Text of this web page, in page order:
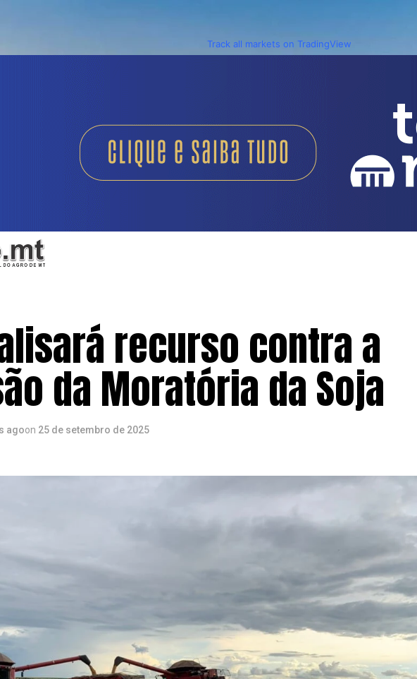
Track all markets on TradingView
recurso contra a
da Moratória da Soja
agoon 25 de setembro de 2025